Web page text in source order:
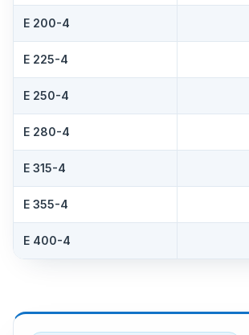
E 200-4
E 225-4
E 250-4
E 280-4
E 315-4
E 355-4
E 400-4